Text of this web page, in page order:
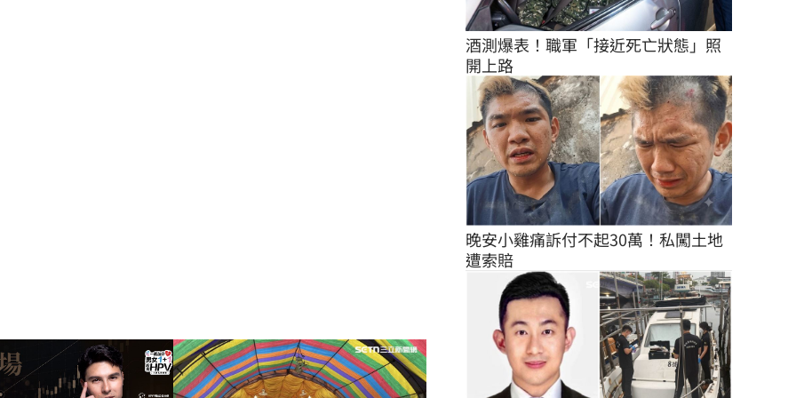
酒測爆表！職軍「接近死亡狀態」照
開上路
晚安小雞痛訴付不起30萬！私闖土地
遭索賠